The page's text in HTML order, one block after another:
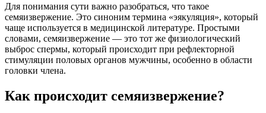
Для понимания сути важно разобраться, что такое
семяизвержение. Это синоним термина «эякуляция», который
чаще используется в медицинской литературе. Простыми
словами, семяизвержение — это тот же физиологический
выброс спермы, который происходит при рефлекторной
стимуляции половых органов мужчины, особенно в области
головки члена.
Как происходит семяизвержение?